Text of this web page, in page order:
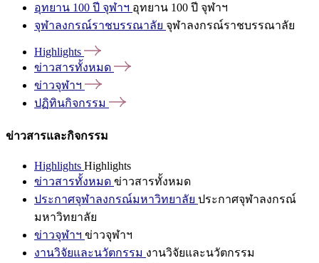
อุทยาน 100 ปี จุฬาฯ อุทยาน 100 ปี จุฬาฯ
จุฬาลงกรณ์ราชบรรณาลัย จุฬาลงกรณ์ราชบรรณาลัย
Highlights
ข่าวสารทั้งหมด
ข่าวจุฬาฯ
ปฏิทินกิจกรรม
ข่าวสารและกิจกรรม
Highlights Highlights
ข่าวสารทั้งหมด ข่าวสารทั้งหมด
ประกาศจุฬาลงกรณ์มหาวิทยาลัย ประกาศจุฬาลงกรณ์
มหาวิทยาลัย
ข่าวจุฬาฯ ข่าวจุฬาฯ
งานวิจัยและนวัตกรรม งานวิจัยและนวัตกรรม